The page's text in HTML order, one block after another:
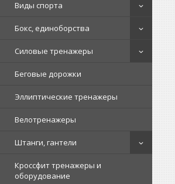
Виды спорта
Бокс, единоборства
Силовые тренажеры
Беговые дорожки
Эллиптические тренажеры
Велотренажеры
Штанги, гантели
Кроссфит тренажеры и
оборудование